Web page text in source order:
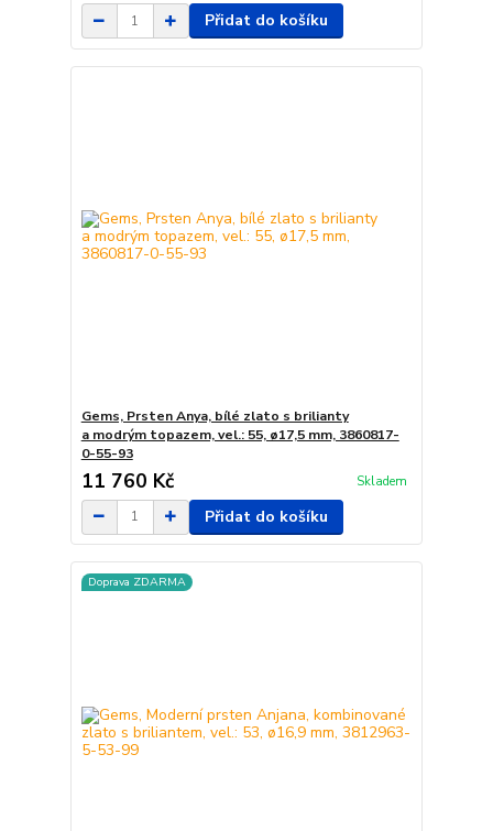
Přidat do košíku
Gems, Prsten Anya, bílé zlato s brilianty
a modrým topazem, vel.: 55, ø17,5 mm, 3860817-
0-55-93
11 760 Kč Skladem
Přidat do košíku
Doprava ZDARMA